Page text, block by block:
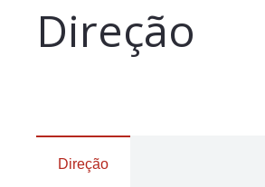
Direção
Direção